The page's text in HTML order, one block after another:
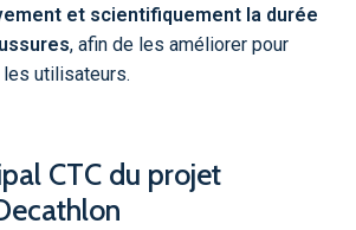
et scientifiquement la durée
, afin de les améliorer pour
utilisateurs.
CTC du projet